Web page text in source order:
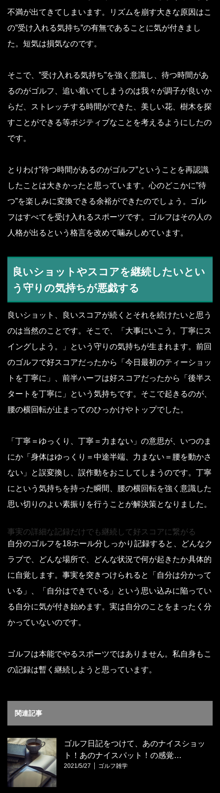
不満が出てきてしまいます。リズムを崩す大きな原因はこ
の”受け入れる気持ち”の有無であることに気が付きまし
た。短気は損気なのです。
そこで、”受け入れる気持ち”を強く意識し、待つ時間があ
るのがゴルフ、追い着いてしまうのは我々が調子が良いか
らだ、ストレッチする時間ができた、美しい花、樹木を探
すことができる等ポジティブなことを考えるようにしたの
です。
とりわけ”待つ時間があるのがゴルフ”ということを再認識
したことは大きかったと思っています。心のどこかに”待
つ”を楽しみに変換できる余裕ができたのでしょう。ゴル
フはすべてを受け入れるスポーツです。ゴルフはその人の
人格が出るという格言を改めて噛みしめています。
良いショットやスコアを継続したいとい
う守りの気持ちが悪戯する
良いショット、良いスコアが続くとそれを続けたいと思う
のは当然のことです。そこで、「大事にいこう。丁寧にス
イングしよう。」という守りの気持ちが生まれます。前回
のゴルフで好スコアだったから「今日最初のティーショッ
トを丁寧に」、前半ハーフは好スコアだったから「後半ス
タートを丁寧に」という気持ちです。そこで起きるのが、
腰の横回転が止まってのひっかけやトップでした。
「丁寧＝ゆっくり、丁寧＝力まない」の意思が、いつのま
にか「身体はゆっくり＝中途半端、力まない＝腰を動かさ
ない」と誤変換し、誤作動をおこしてしまうのです。丁寧
にという気持ちを持った瞬間、腰の横回転を強く意識した
思い切りのよい素振りを行うことが解決策となりました。
事実の詳細な記録だけでも継続して好スコアに繋がる
自分のゴルフを18ホール分しっかり記録すると、どんなク
ラブで、どんな場所で、どんな状況で何が起きたか具体的
に自覚します。事実を突きつけられると「自分は分かって
いる」、「自分はできている」という思い込みに陥ってい
る自分に気が付き始めます。実は自分のことをまったく分
かっていないのです。
ゴルフは本能でやるスポーツではありません。私自身もこ
の記録は暫く継続しようと思っています。
関連記事
ゴルフ日記をつけて、あのナイスショッ
ト！あのナイスパット！の感覚…
2021/5/27 ゴルフ雑学